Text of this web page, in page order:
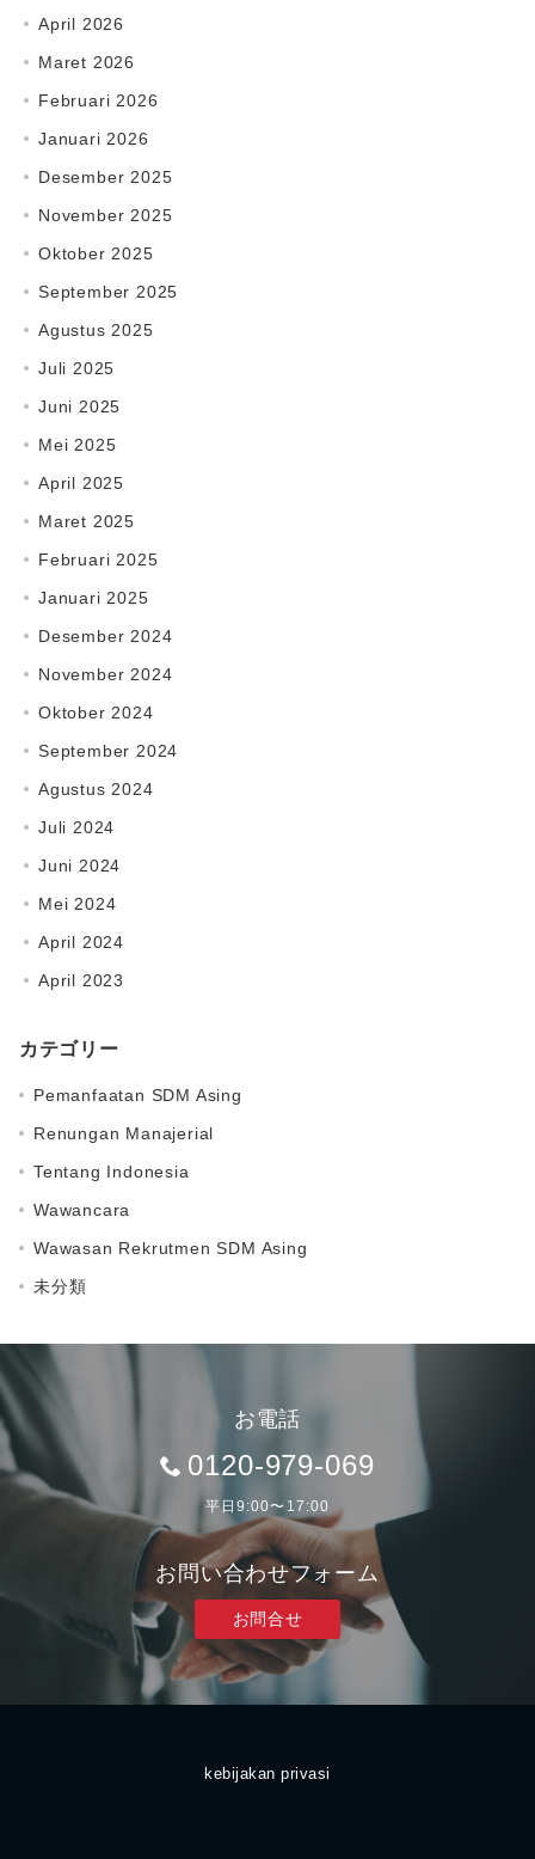
April 2026
Maret 2026
Februari 2026
Januari 2026
Desember 2025
November 2025
Oktober 2025
September 2025
Agustus 2025
Juli 2025
Juni 2025
Mei 2025
April 2025
Maret 2025
Februari 2025
Januari 2025
Desember 2024
November 2024
Oktober 2024
September 2024
Agustus 2024
Juli 2024
Juni 2024
Mei 2024
April 2024
April 2023
カテゴリー
Pemanfaatan SDM Asing
Renungan Manajerial
Tentang Indonesia
Wawancara
Wawasan Rekrutmen SDM Asing
未分類
お電話
0120-979-069
平日9:00〜17:00
お問い合わせフォーム
お問合せ
kebijakan privasi